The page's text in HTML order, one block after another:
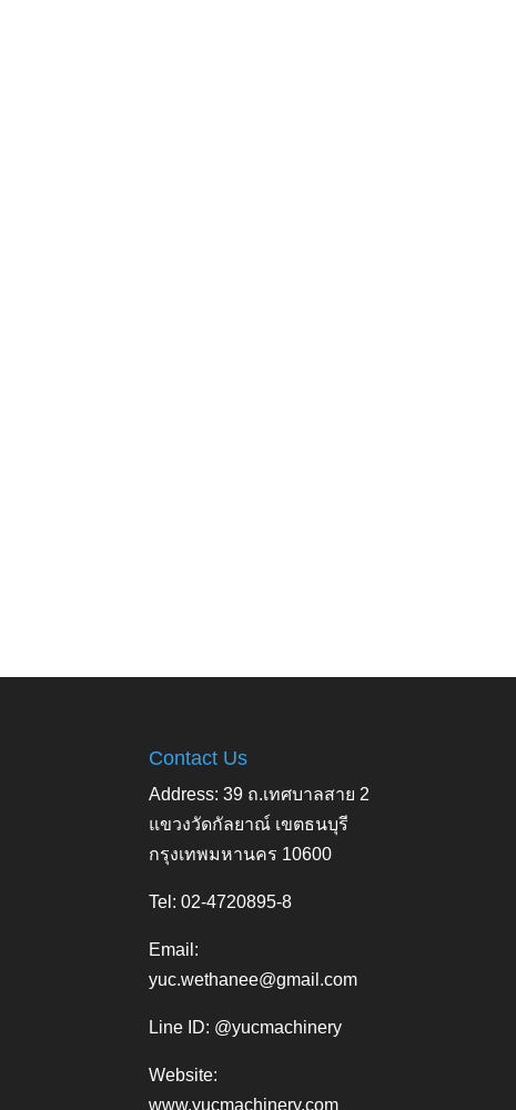
Contact Us
Address: 39 ถ.เทศบาลสาย 2
แขวงวัดกัลยาณ์ เขตธนบุรี
กรุงเทพมหานคร 10600
Tel: 02-4720895-8
Email:
yuc.wethanee@gmail.com
Line ID: @yucmachinery
Website:
www.yucmachinery.com